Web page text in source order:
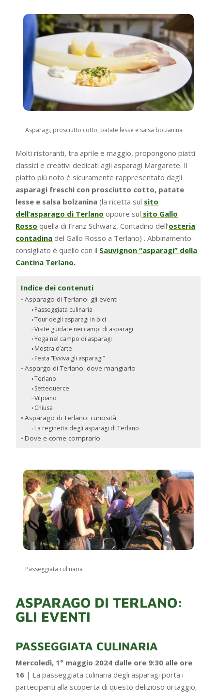
Asparagi, prosciutto cotto, patate lesse e salsa bolzanina
Molti ristoranti, tra aprile e maggio, propongono piatti
classici e creativi dedicati agli asparagi Margarete. Il
piatto più noto è sicuramente rappresentato dagli
asparagi freschi con prosciutto cotto, patate
lesse e salsa bolzanina(la ricetta sul sito
dell’asparago di Terlano oppure sul sito Gallo
Rosso quella di Franz Schwarz, Contadino dell’osteria
contadina del Gallo Rosso a Terlano) . Abbinamento
consigliato è quello con il Sauvignon “asparagi” della
Cantina Terlano.
Indice dei contenuti
Asparago di Terlano: gli eventi
Passeggiata culinaria
Tour degli asparagi in bici
Visite guidate nei campi di asparagi
Yoga nel campo di asparagi
Mostra d’arte
Festa “Evviva gli asparagi”
Aspargo di Terlano: dove mangiarlo
Terlano
Settequerce
Vilpiano
Chiusa
Asparago di Terlano: curiosità
La reginetta degli asparagi di Terlano
Dove e come comprarlo
Passeggiata culinaria
ASPARAGO DI TERLANO:
GLI EVENTI
PASSEGGIATA CULINARIA
Mercoledì, 1° maggio 2024 dalle ore 9:30 alle ore
16 | La passeggiata culinaria degli asparagi porta i
partecipanti alla scoperta di questo delizioso ortaggio,